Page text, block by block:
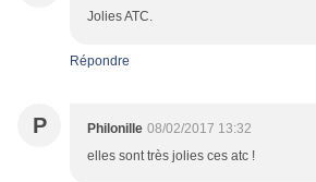
Jolies ATC.
Répondre
P Philonille 08/02/2017 13:32
elles sont très jolies ces atc !